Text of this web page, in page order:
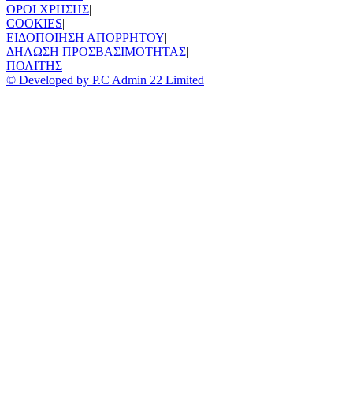
ΟΡΟΙ ΧΡΗΣΗΣ|
COOKIES|
ΕΙΔΟΠΟΙΗΣΗ ΑΠΟΡΡΗΤΟΥ|
ΔΗΛΩΣΗ ΠΡΟΣΒΑΣΙΜΟΤΗΤΑΣ|
ΠΟΛΙΤΗΣ
© Developed by P.C Admin 22 Limited